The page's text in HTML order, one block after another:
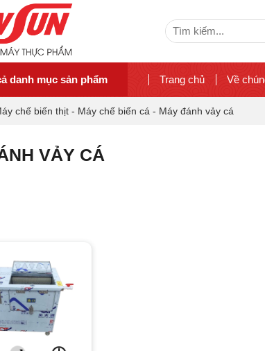
Search
danh mục sản phẩm Trang chủ Về
chế biến thịt - Máy chế biến cá - Máy đánh vảy cá
VẢY CÁ